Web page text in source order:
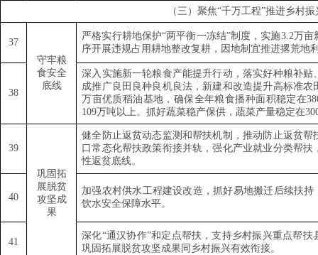
（三）聚焦“千万工程”推进乡村振
37
守牢粮
食安全
底线
严格实行耕地保护“两平衡一冻结”制度，实施3.2万亩
序开展违规占用耕地整改复耕，因地制宜推进撂荒地
38
深入实施新一轮粮食产能提升行动，落实好种粮补贴
成推广良田良种良机良法，新建和改造提升高标准农
万亩优质稻油基地，确保全年粮食播种面积稳定在
109万吨以上。抓好蔬菜稳产保供，蔬菜产量稳定在
39
巩固拓
展脱贫
攻坚成
果
健全防止返贫动态监测和帮扶机制，推动防止返贫帮
口常态化帮扶政策衔接并轨，强化产业就业分类帮扶
性返贫底线。
40
加强农村供水工程建设改造，抓好易地搬迁后续扶持
饮水安全保障水平。
41
深化“通汉协作”和定点帮扶，支持乡村振兴重点帮扶
巩固拓展脱贫攻坚成果同乡村振兴有效衔接。